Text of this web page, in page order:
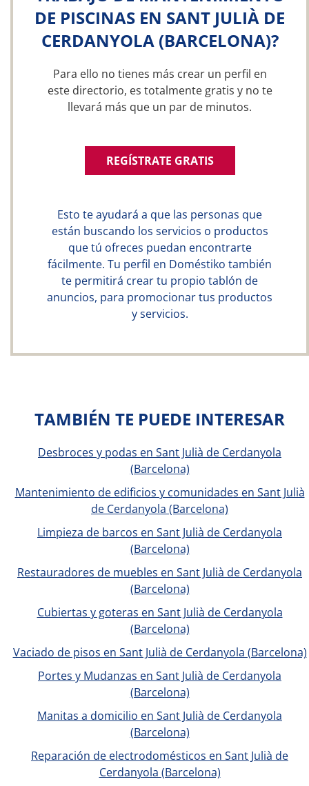
DE PISCINAS EN SANT JULIÀ DE
CERDANYOLA (BARCELONA)?
Para ello no tienes más crear un perfil en
este directorio, es totalmente gratis y no te
llevará más que un par de minutos.
REGÍSTRATE GRATIS
Esto te ayudará a que las personas que
están buscando los servicios o productos
que tú ofreces puedan encontrarte
fácilmente. Tu perfil en Doméstiko también
te permitirá crear tu propio tablón de
anuncios, para promocionar tus productos
y servicios.
TAMBIÉN TE PUEDE INTERESAR
Desbroces y podas en Sant Julià de Cerdanyola
(Barcelona)
Mantenimiento de edificios y comunidades en Sant Julià
de Cerdanyola (Barcelona)
Limpieza de barcos en Sant Julià de Cerdanyola
(Barcelona)
Restauradores de muebles en Sant Julià de Cerdanyola
(Barcelona)
Cubiertas y goteras en Sant Julià de Cerdanyola
(Barcelona)
Vaciado de pisos en Sant Julià de Cerdanyola (Barcelona)
Portes y Mudanzas en Sant Julià de Cerdanyola
(Barcelona)
Manitas a domicilio en Sant Julià de Cerdanyola
(Barcelona)
Reparación de electrodomésticos en Sant Julià de
Cerdanyola (Barcelona)